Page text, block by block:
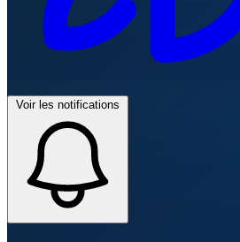
Voir les notifications